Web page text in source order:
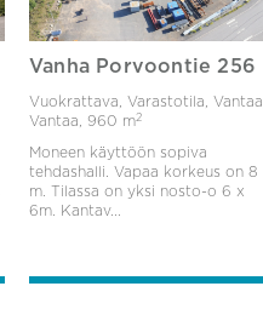
Vanha Porvoontie 256
Vuokrattava, Varastotila, Vantaa,
Vantaa, 960 m2
Moneen käyttöön sopiva
tehdashalli. Vapaa korkeus on 8
m. Tilassa on yksi nosto-o 6 x
6m. Kantav...